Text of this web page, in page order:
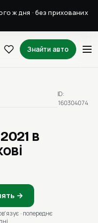
ж дня · без прихованих
Знайти авто
в
→
· попереднє
ID:
160304074